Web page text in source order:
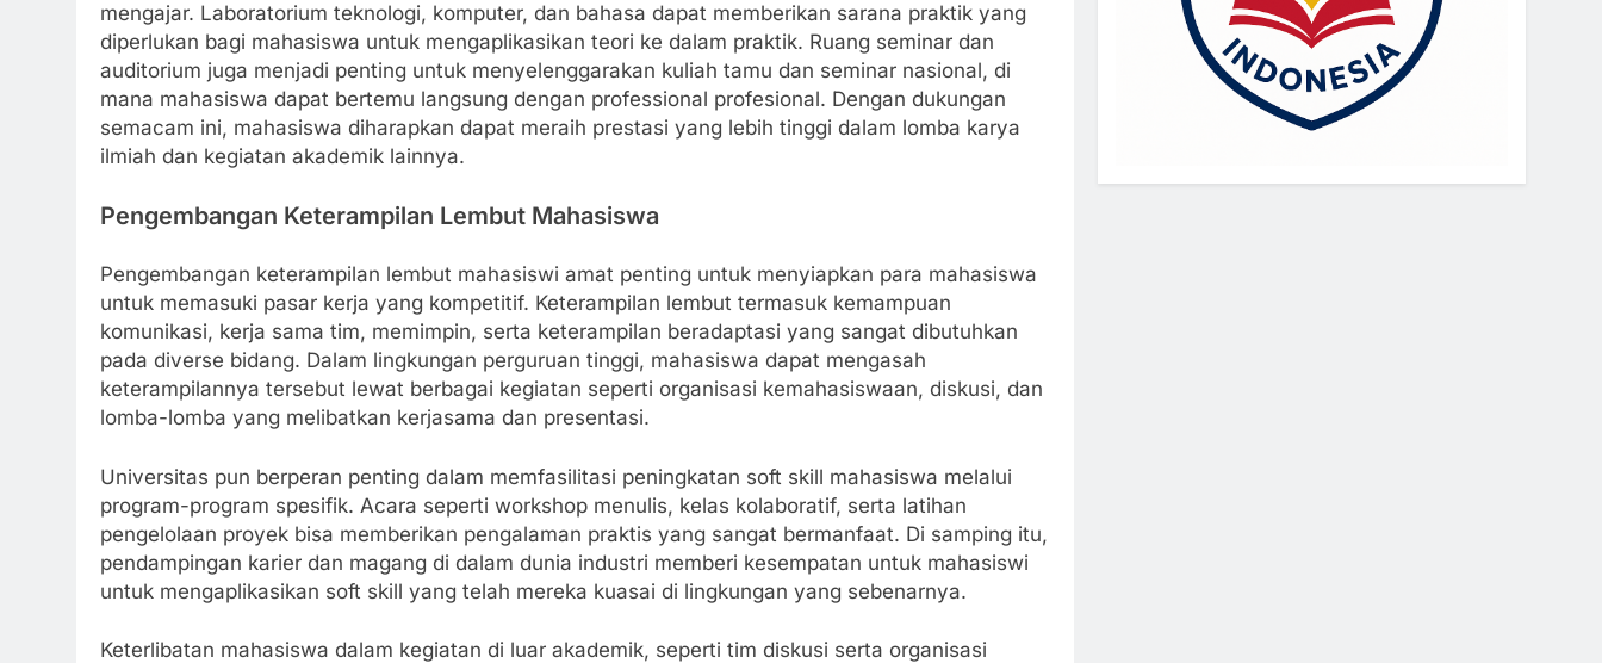
mengajar. Laboratorium teknologi, komputer, dan bahasa dapat memberikan sarana praktik yang
diperlukan bagi mahasiswa untuk mengaplikasikan teori ke dalam praktik. Ruang seminar dan
auditorium juga menjadi penting untuk menyelenggarakan kuliah tamu dan seminar nasional, di
mana mahasiswa dapat bertemu langsung dengan professional profesional. Dengan dukungan
semacam ini, mahasiswa diharapkan dapat meraih prestasi yang lebih tinggi dalam lomba karya
ilmiah dan kegiatan akademik lainnya.
Pengembangan Keterampilan Lembut Mahasiswa
Pengembangan keterampilan lembut mahasiswi amat penting untuk menyiapkan para mahasiswa
untuk memasuki pasar kerja yang kompetitif. Keterampilan lembut termasuk kemampuan
komunikasi, kerja sama tim, memimpin, serta keterampilan beradaptasi yang sangat dibutuhkan
pada diverse bidang. Dalam lingkungan perguruan tinggi, mahasiswa dapat mengasah
keterampilannya tersebut lewat berbagai kegiatan seperti organisasi kemahasiswaan, diskusi, dan
lomba-lomba yang melibatkan kerjasama dan presentasi.
Universitas pun berperan penting dalam memfasilitasi peningkatan soft skill mahasiswa melalui
program-program spesifik. Acara seperti workshop menulis, kelas kolaboratif, serta latihan
pengelolaan proyek bisa memberikan pengalaman praktis yang sangat bermanfaat. Di samping itu,
pendampingan karier dan magang di dalam dunia industri memberi kesempatan untuk mahasiswi
untuk mengaplikasikan soft skill yang telah mereka kuasai di lingkungan yang sebenarnya.
Keterlibatan mahasiswa dalam kegiatan di luar akademik, seperti tim diskusi serta organisasi